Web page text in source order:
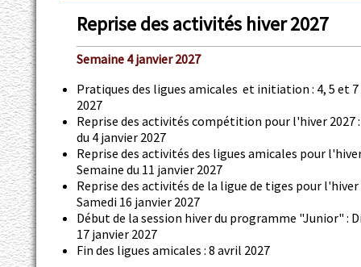
Reprise des activités hiver 2027
Semaine 4 janvier 2027
Pratiques des ligues amicales et initiation : 4, 5 et
2027
Reprise des activités compétition pour l'hiver 2027
du 4 janvier 2027
Reprise des activités des ligues amicales pour
Semaine du 11 janvier 2027
Reprise des activités de la ligue de tiges pour l'hiver
Samedi 16 janvier 2027
Début de la session hiver du programme "Junior" :
17 janvier 2027
Fin des ligues amicales : 8 avril 2027